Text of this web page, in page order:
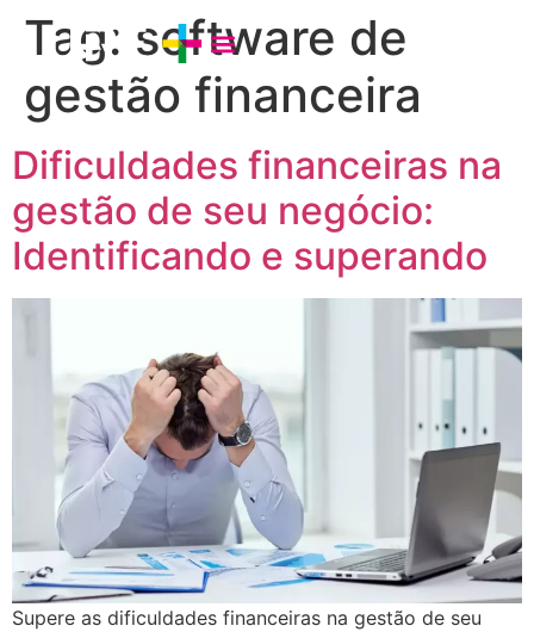
Tag: software de
gestão financeira
Dificuldades financeiras na
gestão de seu negócio:
Identificando e superando
Supere as dificuldades financeiras na gestão de seu